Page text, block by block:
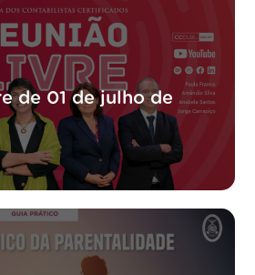
de 01 de julho de